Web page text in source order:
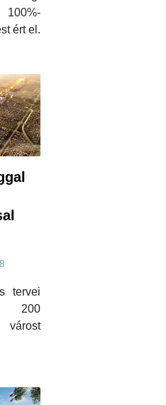
100%-
ért el.
tervei
várost